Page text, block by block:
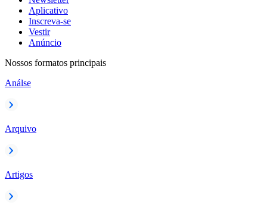
Aplicativo
Inscreva-se
Vestir
Anúncio
Nossos formatos principais
Análse
Arquivo
Artigos